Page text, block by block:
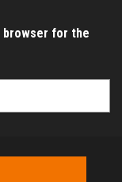
browser for the